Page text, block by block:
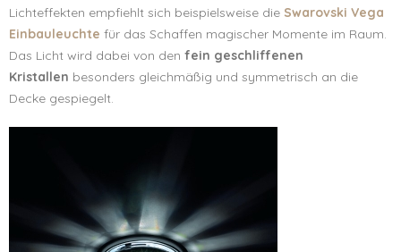
Lichteffekten empfiehlt sich beispielsweise die Swarovski Vega
Einbauleuchte für das Schaffen magischer Momente im Raum.
Das Licht wird dabei von den fein geschliffenen
Kristallen besonders gleichmäßig und symmetrisch an die
Decke gespiegelt.